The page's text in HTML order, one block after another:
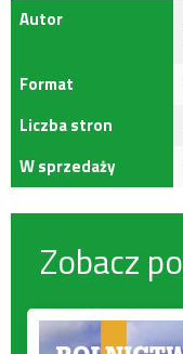
Autor
Format
Liczba stron
W sprzedaży
Zobacz